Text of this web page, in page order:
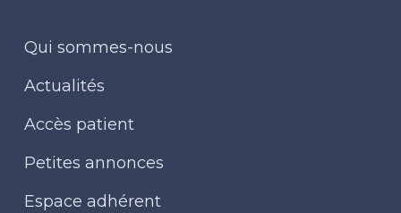
Qui sommes-nous
Actualités
Accès patient
Petites annonces
Espace adhérent